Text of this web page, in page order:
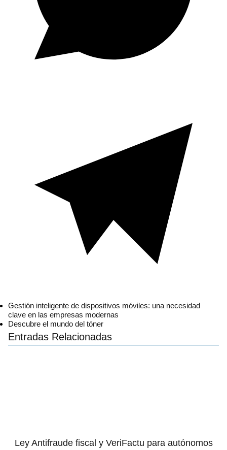
Gestión inteligente de dispositivos móviles: una necesidad
clave en las empresas modernas
Descubre el mundo del tóner
Entradas Relacionadas
Ley Antifraude fiscal y VeriFactu para autónomos